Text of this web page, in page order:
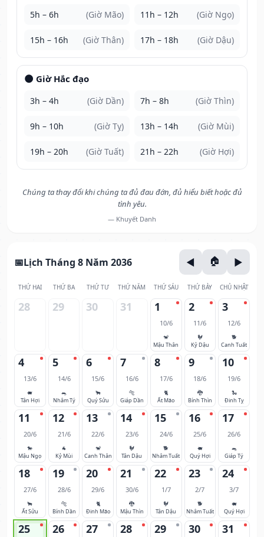
5h – 6h (Giờ Mão) 11h – 12h (Giờ Ngọ)
15h – 16h (Giờ Thân) 17h – 18h (Giờ Dậu)
🌑 Giờ Hắc đạo
3h – 4h (Giờ Dần) 7h – 8h (Giờ Thìn)
9h – 10h (Giờ Tỵ) 13h – 14h (Giờ Mùi)
19h – 20h (Giờ Tuất) 21h – 22h (Giờ Hợi)
Chúng ta thay đổi khi chúng ta đủ đau đớn, đủ hiểu biết hoặc đủ
tình yêu.
— Khuyết Danh
Lịch Tháng 8 Năm 2036
THỨ HAI THỨ BA THỨ TƯ THỨ NĂM THỨ SÁU THỨ BẢY CHỦ NHẬT
28 29 30 31 1
10/6
🐒
Mậu Thân
2
11/6
🐓
Kỷ Dậu
3
12/6
🐕
Canh Tuất
4
13/6
🐖
Tân Hợi
5
14/6
🐀
Nhâm Tý
6
15/6
🐂
Quý Sửu
7
16/6
🐅
Giáp Dần
8
17/6
🐈
Ất Mão
9
18/6
🐉
Bính Thìn
10
19/6
🐍
Đinh Tỵ
11
20/6
🐎
Mậu Ngọ
12
21/6
🐐
Kỷ Mùi
13
22/6
🐒
Canh Thân
14
23/6
🐓
Tân Dậu
15
24/6
🐕
Nhâm Tuất
16
25/6
🐖
Quý Hợi
17
26/6
🐀
Giáp Tý
18
27/6
🐂
Ất Sửu
19
28/6
🐅
Bính Dần
20
29/6
🐈
Đinh Mão
21
30/6
🐉
Mậu Thìn
22
1/7
🐓
Tân Dậu
23
2/7
🐕
Nhâm Tuất
24
3/7
🐖
Quý Hợi
25 26 27 28 29 30 31